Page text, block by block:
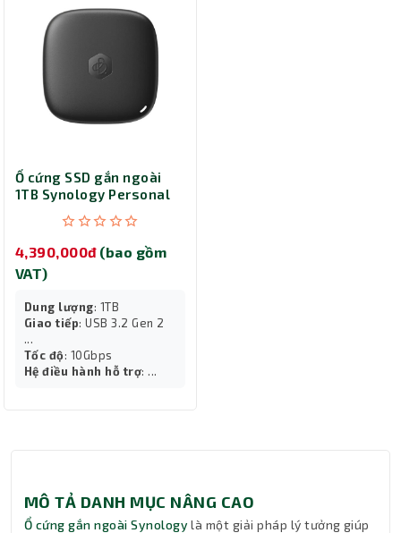
Ổ cứng SSD gắn ngoài
1TB Synology Personal
BDS70-1T
4,390,000đ (bao gồm
VAT)
Dung lượng: 1TB
Giao tiếp: USB 3.2 Gen 2
...
Tốc độ: 10Gbps
Hệ điều hành hỗ trợ: ...
MÔ TẢ DANH MỤC NÂNG CAO
Ổ cứng gắn ngoài Synologylà một giải pháp lý tưởng giúp